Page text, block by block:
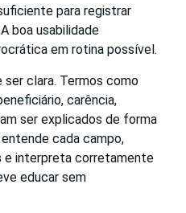
para registrar
boa usabilidade
em rotina possível.
ser clara. Termos como
carência,
ser explicados de forma
cada campo,
e interpreta corretamente
educar sem